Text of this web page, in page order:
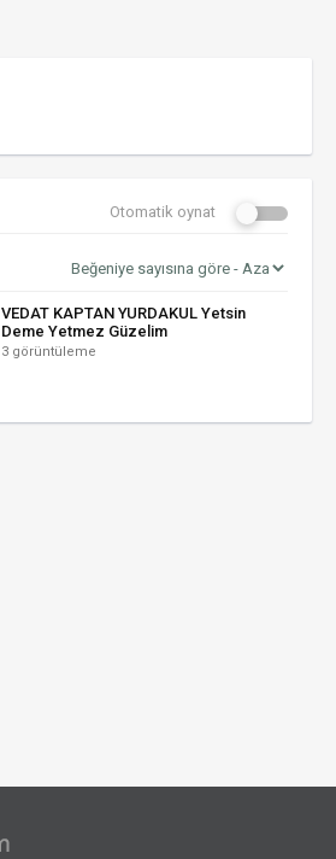
Otomatik oynat
VEDAT KAPTAN YURDAKUL Yetsin
Deme Yetmez Güzelim
3 görüntüleme